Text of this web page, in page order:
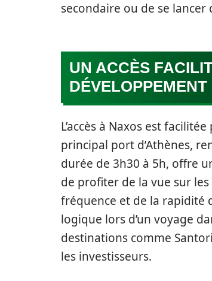
secondaire ou de se
UN ACCÈS
DÉVELOPPEMENT
L’accès à Naxos est
principal port d’Athènes,
durée de 3h30 à 5h, offre
de profiter de la vue sur
fréquence et de la rapidité
logique lors d’un voyage
destinations comme
les investisseurs.